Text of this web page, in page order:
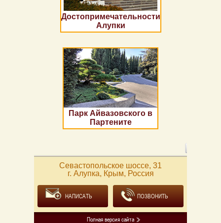
Достопримечательности
Алупки
Парк Айвазовского в
Партените
Севастопольское шоссе, 31
г. Алупка, Крым, Россия
НАПИСАТЬ ПОЗВОНИТЬ
Полная версия сайта